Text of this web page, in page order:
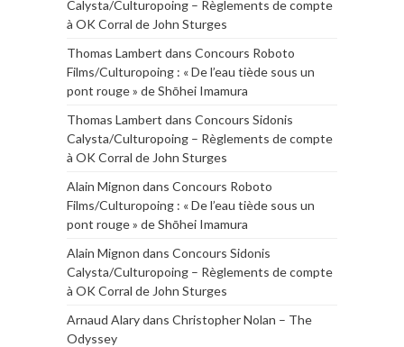
Calysta/Culturopoing – Règlements de compte
à OK Corral de John Sturges
Thomas Lambert dans Concours Roboto
Films/Culturopoing : « De l’eau tiède sous un
pont rouge » de Shōhei Imamura
Thomas Lambert dans Concours Sidonis
Calysta/Culturopoing – Règlements de compte
à OK Corral de John Sturges
Alain Mignon dans Concours Roboto
Films/Culturopoing : « De l’eau tiède sous un
pont rouge » de Shōhei Imamura
Alain Mignon dans Concours Sidonis
Calysta/Culturopoing – Règlements de compte
à OK Corral de John Sturges
Arnaud Alarydans Christopher Nolan – The
Odyssey